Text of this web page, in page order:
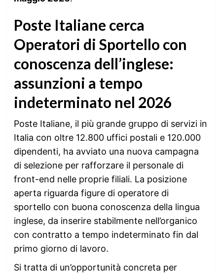
Poste Italiane cerca
Operatori di Sportello con
conoscenza dell’inglese:
assunzioni a tempo
indeterminato nel 2026
Poste Italiane, il più grande gruppo di servizi in
Italia con oltre 12.800 uffici postali e 120.000
dipendenti, ha avviato una nuova campagna
di selezione per rafforzare il personale di
front-end nelle proprie filiali. La posizione
aperta riguarda figure di operatore di
sportello con buona conoscenza della lingua
inglese, da inserire stabilmente nell’organico
con contratto a tempo indeterminato fin dal
primo giorno di lavoro.
Si tratta di un’opportunità concreta per